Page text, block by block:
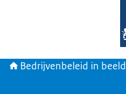
Bedrijvenbeleid in beeld